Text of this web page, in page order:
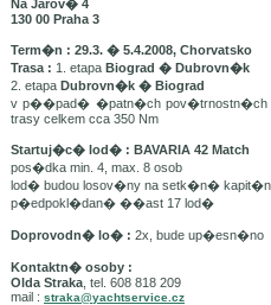
Na Jarov� 4
130 00 Praha 3
Term�n : 29.3. � 5.4.2008, Chorvatsko
Trasa : 1. etapa Biograd � Dubrovn�k
2. etapa Dubrovn�k � Biograd
v p��pad� �patn�ch pov�trnostn�ch
trasy celkem cca 350 Nm
Startuj�c� lod� : BAVARIA 42 Match
pos�dka min. 4, max. 8 osob
lod� budou losov�ny na setk�n�
p�edpokl�dan� ��ast 17 lod�
Doprovodn� lo� : 2x, bude up�esn�no
Kontaktn� osoby :
Olda Straka , tel. 608 818 209
mail : straka@yachtservice.cz